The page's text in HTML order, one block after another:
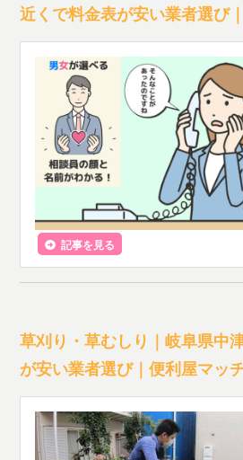
近くで料金表が安い業者選び
記事を見る
草刈り・草むしり｜岐阜県中
が安い業者選び｜便利屋マッ